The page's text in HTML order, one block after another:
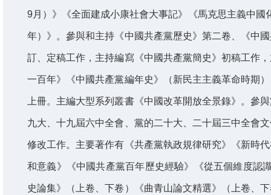
9月）》《全面建成小康社會大事記》《馬克思主義中國
年）》。參與和主持《中國共產黨歷史》第二卷、《中
訂、定稿工作，主持編寫《中國共產黨簡史》初稿工作
一百年》《中國共產黨編年史》（新民主主義革命時期
上冊。主編大型系列叢書《中國改革開放全景錄》。參
九大、十九屆六中全會、黨的二十大、二十屆三中全會
修改工作。主要著作有《共產黨執政規律研究》《新時
和意義》《中國共產黨百年歷史經驗》《從五個維度認
史論集》（上卷、下卷）《曲青山論文精選》（上卷、